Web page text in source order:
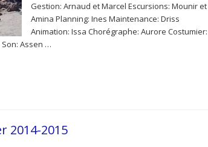
Gestion: Arnaud et Marcel Escursions: Mounir et
Amina Planning: Ines Maintenance: Driss
Animation: Issa Chorégraphe: Aurore Costumier:
Assen …
2014-2015